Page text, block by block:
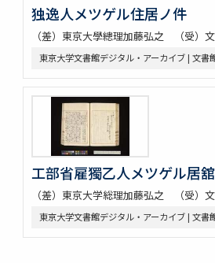
独逸人メツゲル住居ノ件
（差）東京大學總理加藤弘之 （受）
東京大学文書館デジタル・アーカイブ | 文書
工部省雇獨乙人メツゲル居
（差）東京大学総理加藤弘之 （受）
東京大学文書館デジタル・アーカイブ | 文書